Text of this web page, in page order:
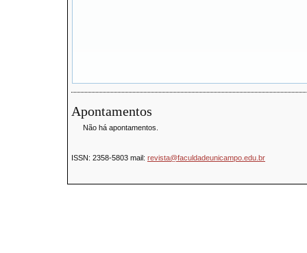
Apontamentos
Não há apontamentos.
ISSN: 2358-5803 mail: revista@faculdadeunicampo.edu.br